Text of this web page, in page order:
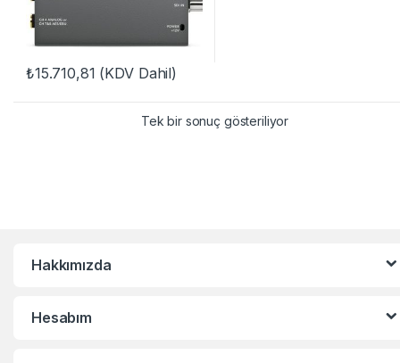
₺15.710,81 (KDV Dahil)
Tek bir sonuç gösteriliyor
Hakkımızda
Hesabım